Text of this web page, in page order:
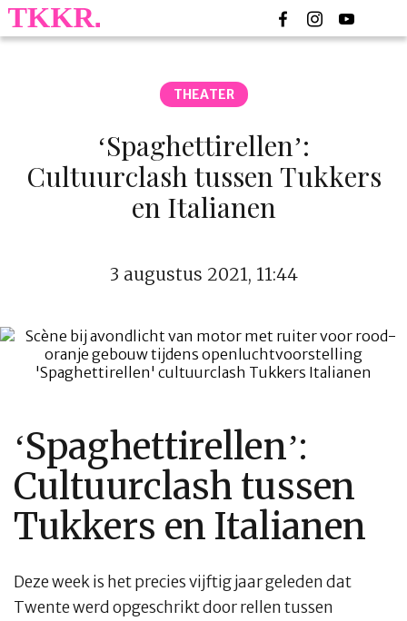
THEATER
‘Spaghettirellen’:
Cultuurclash tussen Tukkers
en Italianen
3 augustus 2021, 11:44
‘Spaghettirellen’:
Cultuurclash tussen
Tukkers en Italianen
Deze week is het precies vijftig jaar geleden dat
Twente werd opgeschrikt door rellen tussen